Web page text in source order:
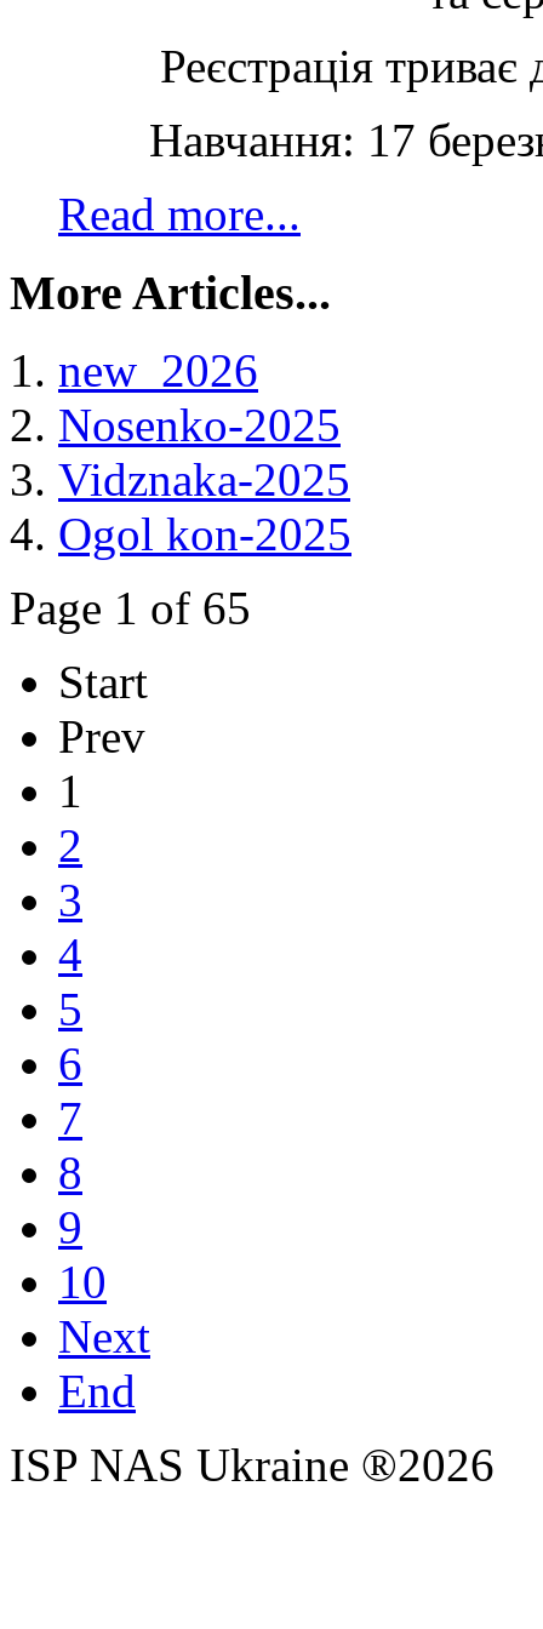
Реєстрація
Навчання: 17
Read more...
More Articles...
new_2026
Nosenko-2025
Vidznaka-2025
Ogol kon-2025
Page 1 of 65
Start
Prev
1
2
3
4
5
6
7
8
9
10
Next
End
ISP NAS Ukraine ®2026